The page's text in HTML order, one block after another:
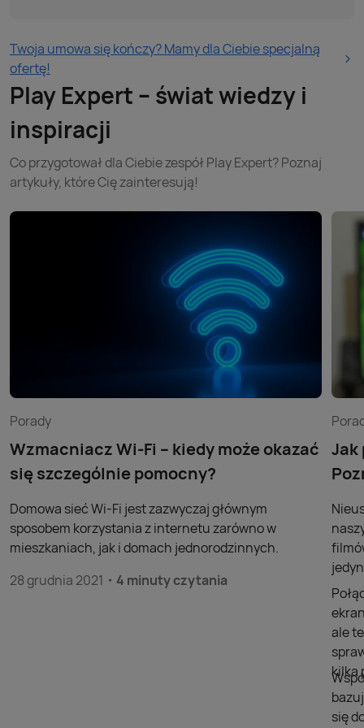
Twoja umowa się kończy? Mamy dla Ciebie specjalną
ofertę!
Play Expert – świat wiedzy i
inspiracji
Co przygotował dla Ciebie zespół Play Expert? Poznaj
artykuły, które Cię zainteresują!
Porady
Wzmacniacz Wi-Fi – kiedy może okazać
się szczególnie pomocny?
Domowa sieć Wi-Fi jest zazwyczaj głównym
sposobem korzystania z internetu zarówno w
mieszkaniach, jak i domach jednorodzinnych.
28 grudnia 2021
4 minuty czytania
Jak
ale
kilka
się